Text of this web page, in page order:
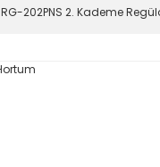
RG-202PNS 2. Kademe